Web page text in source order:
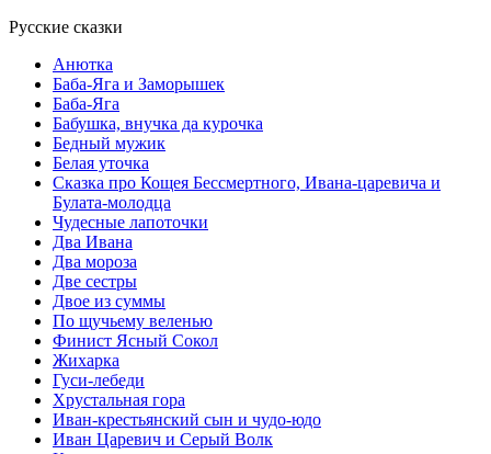
Русские сказки
Анютка
Баба-Яга и Заморышек
Баба-Яга
Бабушка, внучка да курочка
Бедный мужик
Белая уточка
Сказка про Кощея Бессмертного, Ивана-царевича и
Булата-молодца
Чудесные лапоточки
Два Ивана
Два мороза
Две сестры
Двое из суммы
По щучьему веленью
Финист Ясный Сокол
Жихарка
Гуси-лебеди
Хрустальная гора
Иван-крестьянский сын и чудо-юдо
Иван Царевич и Серый Волк